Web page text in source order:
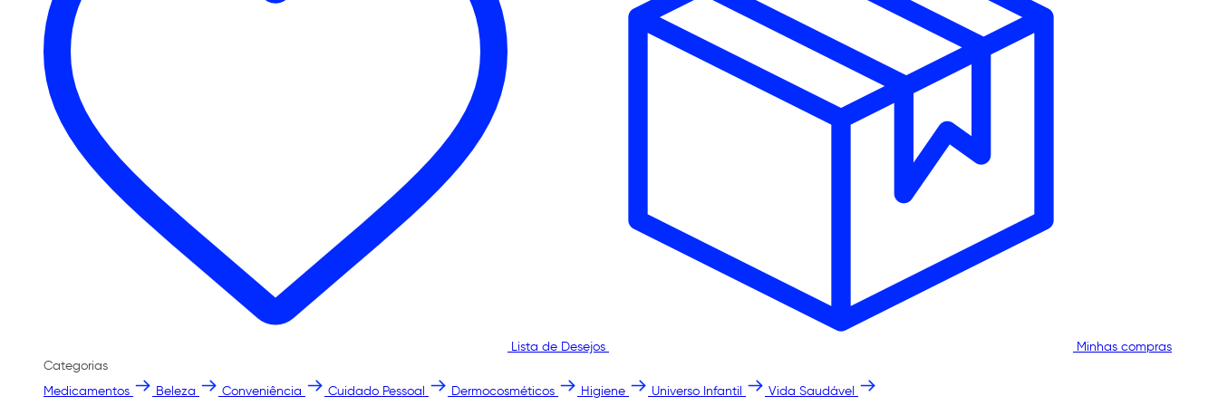
Lista de Desejos
Minhas compras
Categorias
Medicamentos
Beleza Conveniência Cuidado Pessoal Dermocosméticos Higiene Universo Infantil Vida Saudável